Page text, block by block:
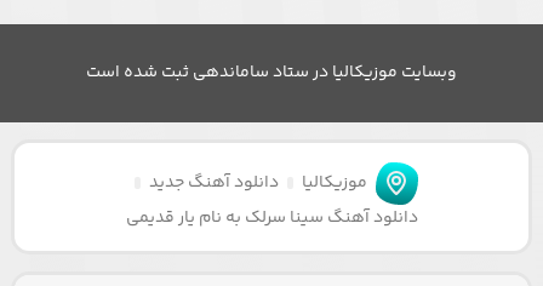
وبسایت موزیکالیا در ستاد ساماندهی ثبت شده است
موزیکالیا
دانلود آهنگ جدید
دانلود آهنگ سینا سرلک به نام یار قدیمی